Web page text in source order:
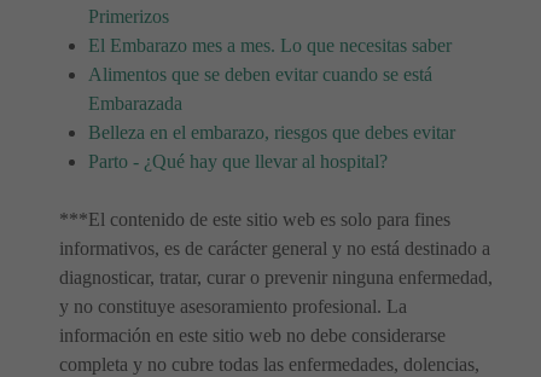
Primerizos
El Embarazo mes a mes. Lo que necesitas saber
Alimentos que se deben evitar cuando se está
Embarazada
Belleza en el embarazo, riesgos que debes evitar
Parto - ¿Qué hay que llevar al hospital?
***El contenido de este sitio web es solo para fines
informativos, es de carácter general y no está destinado a
diagnosticar, tratar, curar o prevenir ninguna enfermedad,
y no constituye asesoramiento profesional. La
información en este sitio web no debe considerarse
completa y no cubre todas las enfermedades, dolencias,